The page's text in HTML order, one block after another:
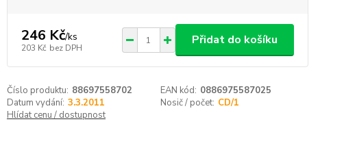
246 Kč/ks
203 Kč bez DPH
Přidat do košíku
Číslo produktu: 88697558702 EAN kód: 0886975587025
Datum vydání: 3.3.2011 Nosič / počet: CD/1
Hlídat cenu / dostupnost